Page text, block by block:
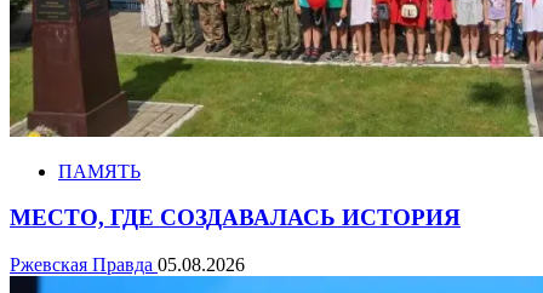
ПАМЯТЬ
МЕСТО, ГДЕ СОЗДАВАЛАСЬ ИСТОРИЯ
Ржевская Правда 05.08.2026